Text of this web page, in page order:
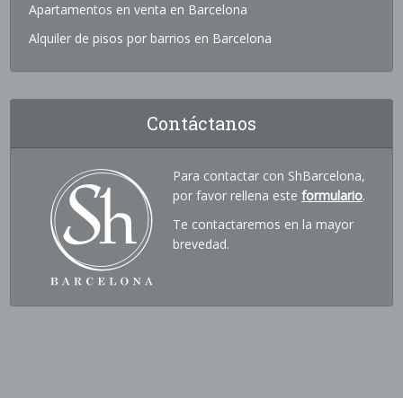
Apartamentos en venta en Barcelona
Alquiler de pisos por barrios en Barcelona
Contáctanos
Para contactar con ShBarcelona,
por favor rellena esteformulario.
Te contactaremos en la mayor
brevedad.